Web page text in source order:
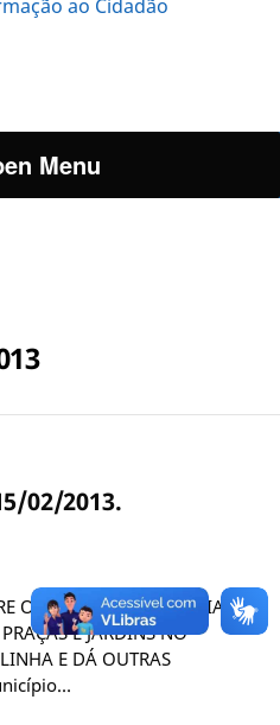
ao Cidadão
Menu
02/2013.
O MUNICÍPIO E A INICIATIVA
E JARDINS NO
E DÁ OUTRAS